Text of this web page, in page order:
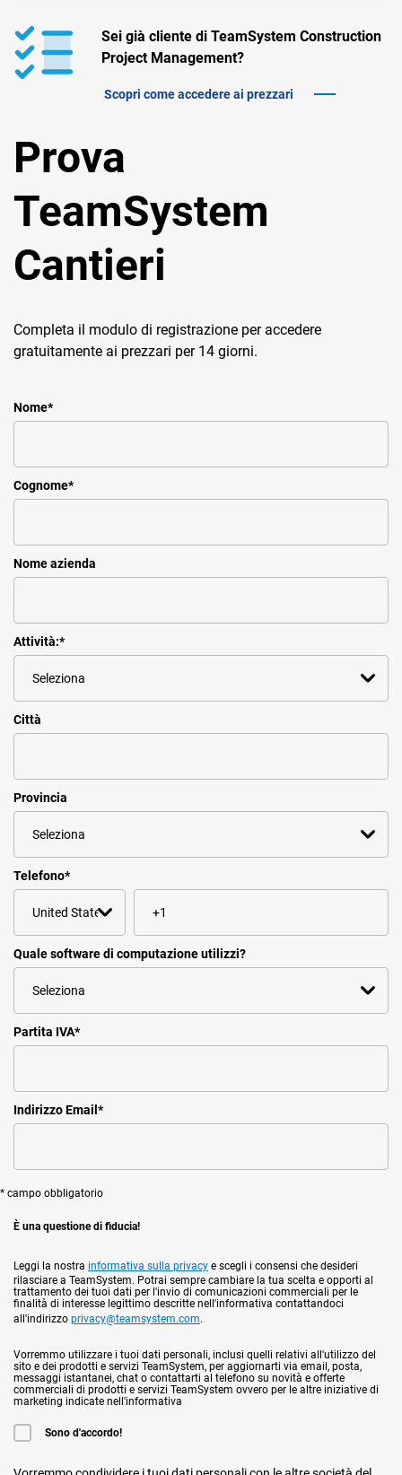
Sei già cliente di TeamSystem Construction
Project Management?
Scopri come accedere ai prezzari
Prova
TeamSystem
Cantieri
Completa il modulo di registrazione per accedere
gratuitamente ai prezzari per 14 giorni.
Nome*
Cognome*
Nome azienda
Attività:*
Città
Provincia
Telefono*
Quale software di computazione utilizzi?
Partita IVA*
Indirizzo Email *
* campo obbligatorio
È una questione di fiducia!
Leggi la nostra informativa sulla privacy e scegli i consensi che desideri
rilasciare a TeamSystem. Potrai sempre cambiare la tua scelta e opporti al
trattamento dei tuoi dati per l'invio di comunicazioni commerciali per le
finalità di interesse legittimo descritte nell'informativa contattandoci
all'indirizzo privacy@teamsystem.com.
Vorremmo utilizzare i tuoi dati personali, inclusi quelli relativi all'utilizzo del
sito e dei prodotti e servizi TeamSystem, per aggiornarti via email, posta,
messaggi istantanei, chat o contattarti al telefono su novità e offerte
commerciali di prodotti e servizi TeamSystem ovvero per le altre iniziative di
marketing indicate nell'informativa
Sono d'accordo!